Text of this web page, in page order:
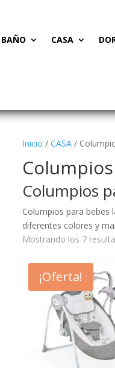
BAÑO CASA
Inicio / CASA/
Columpios
Columpios
Columpios para bebes
diferentes colores y
Mostrando los 7
¡Oferta!